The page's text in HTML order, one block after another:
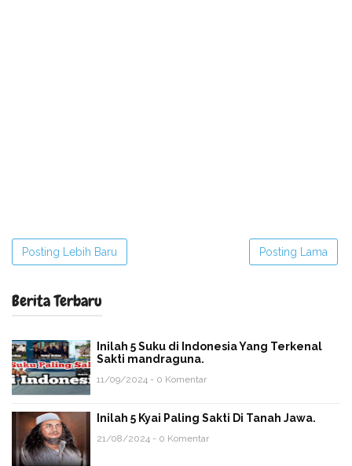
Posting Lebih Baru Posting Lama
Berita Terbaru
Inilah 5 Suku di Indonesia Yang Terkenal
Sakti mandraguna.
11/09/2024 - 0 Komentar
Inilah 5 Kyai Paling Sakti Di Tanah Jawa.
21/08/2024 - 0 Komentar